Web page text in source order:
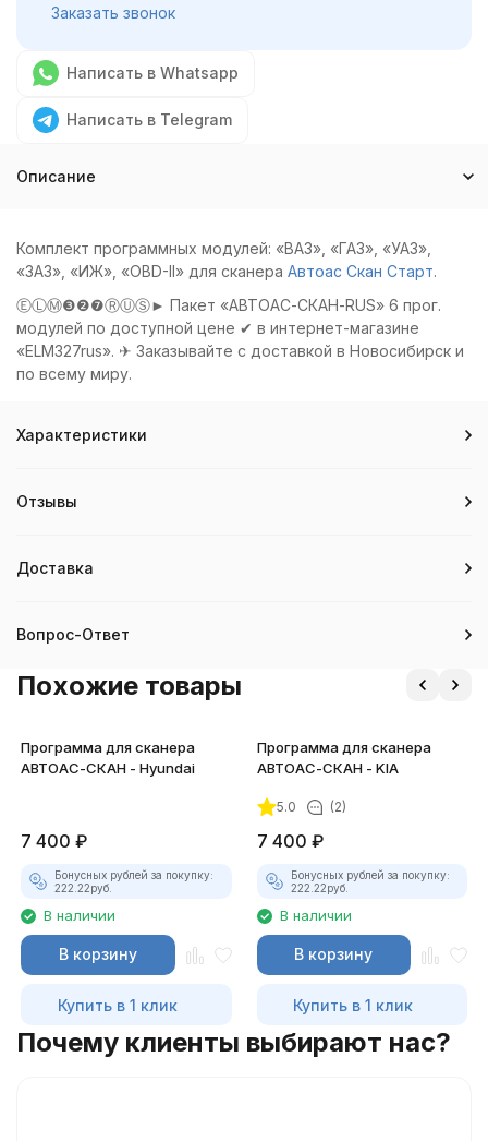
Заказать звонок
Написать в Whatsapp
Написать в Telegram
Описание
Комплект программных модулей: «ВАЗ», «ГАЗ», «УАЗ»,
«ЗАЗ», «ИЖ», «OBD-II» для сканера Автоас Скан Старт.
ⒺⓁⓂ❸❷❼ⓇⓊⓈ► Пакет «АВТОАС-СКАН-RUS» 6 прог.
модулей по доступной цене ✔ в интернет-магазине
«ELM327rus». ✈ Заказывайте с доставкой в Новосибирск и
по всему миру.
Характеристики
Отзывы
Доставка
Вопрос-Ответ
Похожие товары
Программа для сканера
АВТОАС-СКАН - Hyundai
7 400 ₽
Бонусных рублей за покупку:
222.22руб.
В наличии
В корзину
Купить в 1 клик
Программа для сканера
АВТОАС-СКАН - KIA
5.0 (2)
7 400 ₽
Бонусных рублей за покупку:
222.22руб.
В наличии
В корзину
Купить в 1 клик
Почему клиенты выбирают нас?